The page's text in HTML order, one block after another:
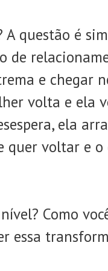
questão é
de
e chegar
volta e ela
ela
quer voltar e
Como
essa